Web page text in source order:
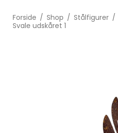
Forside / Shop / Stålfigurer /
Svale udskåret 1